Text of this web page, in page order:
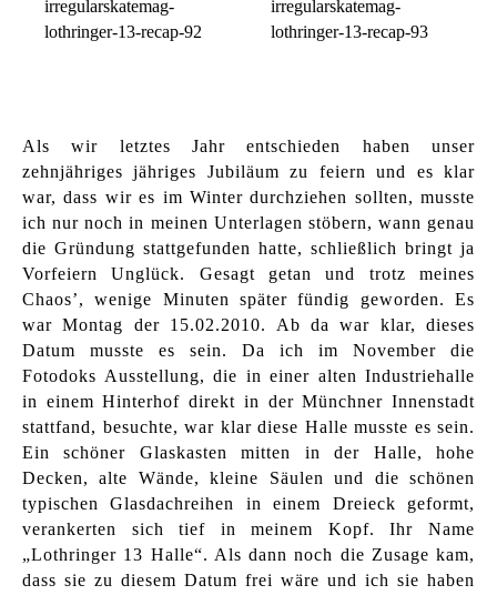
Als wir letztes Jahr entschieden haben unser
zehnjähriges jähriges Jubiläum zu feiern und es klar
war, dass wir es im Winter durchziehen sollten, musste
ich nur noch in meinen Unterlagen stöbern, wann genau
die Gründung stattgefunden hatte, schließlich bringt ja
Vorfeiern Unglück. Gesagt getan und trotz meines
Chaos’, wenige Minuten später fündig geworden. Es
war Montag der 15.02.2010. Ab da war klar, dieses
Datum musste es sein. Da ich im November die
Fotodoks Ausstellung, die in einer alten Industriehalle
in einem Hinterhof direkt in der Münchner Innenstadt
stattfand, besuchte, war klar diese Halle musste es sein.
Ein schöner Glaskasten mitten in der Halle, hohe
Decken, alte Wände, kleine Säulen und die schönen
typischen Glasdachreihen in einem Dreieck geformt,
verankerten sich tief in meinem Kopf. Ihr Name
„Lothringer 13 Halle“. Als dann noch die Zusage kam,
dass sie zu diesem Datum frei wäre und ich sie haben